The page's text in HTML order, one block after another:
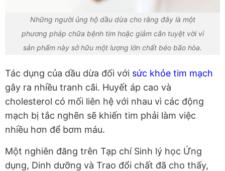
Những người ủng hộ dầu dừa cho rằng đây là một
phương pháp chữa bệnh tim hoặc giảm cân tuyệt vời vì
sản phẩm này sở hữu một lượng lớn chất béo bão hòa.
Tác dụng của dầu dừa đối với sức khỏe tim mạch
gây ra nhiều tranh cãi. Huyết áp cao và
cholesterol có mối liên hệ với nhau vì các động
mạch bị tắc nghẽn sẽ khiến tim phải làm việc
nhiều hơn để bơm máu.
Một nghiên đăng trên Tạp chí Sinh lý học Ứng
dụng, Dinh dưỡng và Trao đổi chất đã cho thấy,